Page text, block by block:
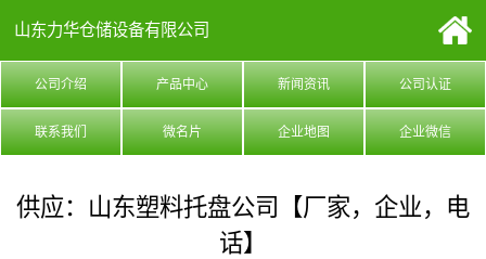
山东力华仓储设备有限公司
公司介绍 产品中心 新闻资讯 公司认证
联系我们 微名片 企业地图 企业微信
供应：山东塑料托盘公司【厂家，企业，电
话】